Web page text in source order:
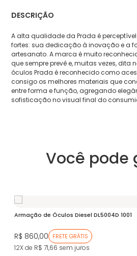
DESCRIÇÃO
A alta qualidade da Prada é
fortes: sua dedicação à inovação e a
artesanato. A marca é muito
que sempre prevê e, muitas vezes, dita
óculos Prada é reconhecido como
consigo os melhores materiais que
entre forma e função, agregando
sofisticação no visual final do
Você pode
Armação de Óculos Diesel DL5004D 1001
R$ 860,00 FRETE GRÁTIS
12X de R$ 71,66 sem juros